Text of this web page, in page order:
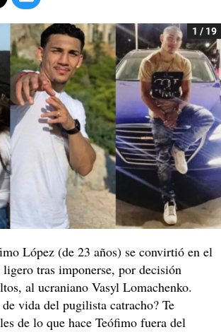
1 / 19
López (de 23 años) se convirtió en el
ligero tras imponerse, por decisión
al ucraniano Vasyl Lomachenko.
vida del pugilista catracho? Te
de lo que hace Teófimo fuera del